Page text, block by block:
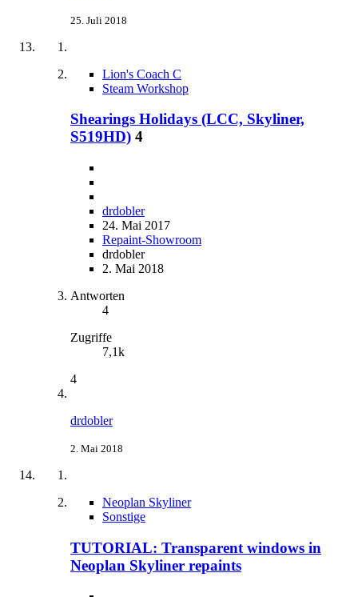
25. Juli 2018
Lion's Coach C
Steam Workshop
Shearings Holidays (LCC, Skyliner,
S519HD) 4
drdobler
24. Mai 2017
Repaint-Showroom
drdobler
2. Mai 2018
Antworten
4
Zugriffe
7,1k
4
drdobler
2. Mai 2018
Neoplan Skyliner
Sonstige
TUTORIAL: Transparent windows in
Neoplan Skyliner repaints